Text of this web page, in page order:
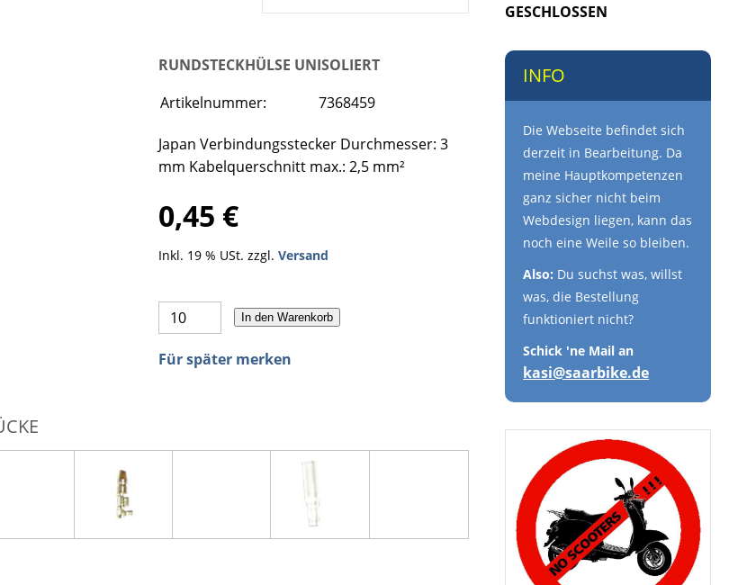
RUNDSTECKHÜLSE UNISOLIERT
Artikelnummer:
7368459
Japan Verbindungsstecker Durchmesser: 3
mm Kabelquerschnitt max.: 2,5 mm²
0,45 €
Inkl. 19 % USt. zzgl.Versand
In den Warenkorb
Für später merken
GESCHLOSSEN
INFO
Die Webseite befindet sich
derzeit in Bearbeitung. Da
meine Hauptkompetenzen
ganz sicher nicht beim
Webdesign liegen, kann das
noch eine Weile so bleiben.
Also: Du suchst was, willst
was, die Bestellung
funktioniert nicht?
Schick 'ne Mail an
kasi@saarbike.de